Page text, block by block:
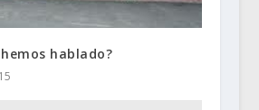
hablado?